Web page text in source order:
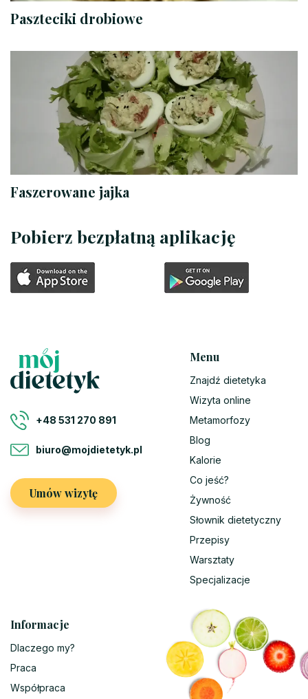
Paszteciki drobiowe
Faszerowane jajka
Pobierz bezpłatną aplikację
+48 531 270 891
biuro@mojdietetyk.pl
Umów wizytę
Menu
Znajdź dietetyka
Wizyta online
Metamorfozy
Blog
Kalorie
Co jeść?
Żywność
Słownik dietetyczny
Przepisy
Warsztaty
Specjalizacje
Informacje
Dlaczego my?
Praca
Współpraca